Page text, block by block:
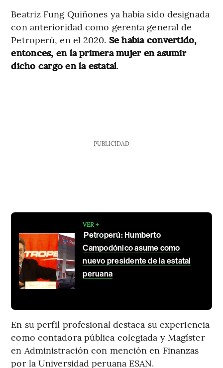
Beatriz Fung Quiñones ya había sido designada
con anterioridad como gerenta general de
Petroperú, en el 2020. Se había convertido,
entonces, en la primera mujer en asumir
dicho cargo en la estatal.
PUBLICIDAD
VER +
Petroperú: Humberto
Campodónico asume como
nuevo presidente de la estatal
peruana
En su perfil profesional destaca su experiencia
como contadora pública colegiada y Magíster
en Administración con mención en Finanzas
por la Universidad peruana ESAN.